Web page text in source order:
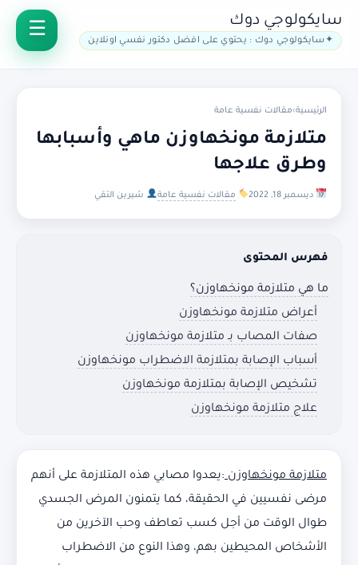
سايكولوجي دوك
سايكولوجي دوك : يحتوي على افضل دكتور نفسي اونلاين
الرئيسية›مقالات نفسية عامة
متلازمة مونخهاوزن ماهي وأسبابها
وطرق علاجها
ديسمبر 18, 2022 مقالات نفسية عامة شيرين التقي
فهرس المحتوى
ما هي متلازمة مونخهاوزن؟
أعراض متلازمة مونخهاوزن
صفات المصاب بـ متلازمة مونخهاوزن
أسباب الإصابة بمتلازمة الاضطراب مونخهاوزن
تشخيص الإصابة بمتلازمة مونخهاوزن
علاج متلازمة مونخهاوزن
متلازمة مونخهاوزن:يعدوا مصابي هذه المتلازمة على أنهم
مرضى نفسيين في الحقيقة، كما يتمنون المرض الجسدي
طوال الوقت من أجل كسب تعاطف وحب الآخرين من
الأشخاص المحيطين بهم، وهذا النوع من الاضطراب